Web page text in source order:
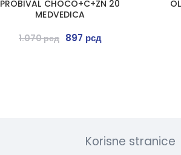
PROBIVAL CHOCO+C+ZN 20
MEDVEDICA
1.070рсд 897 рсд
Korisne stranice